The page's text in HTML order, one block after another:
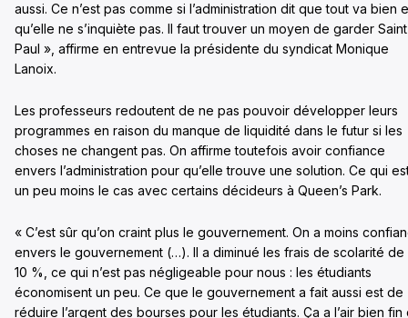
aussi. Ce n’est pas comme si l’administration dit que tout va bien
qu’elle ne s’inquiète pas. Il faut trouver un moyen de garder
Paul », affirme en entrevue la présidente du syndicat Monique
Lanoix.
Les professeurs redoutent de ne pas pouvoir développer leurs
programmes en raison du manque de liquidité dans le futur si les
choses ne changent pas. On affirme toutefois avoir confiance
envers l’administration pour qu’elle trouve une solution. Ce qui
un peu moins le cas avec certains décideurs à Queen’s Park.
« C’est sûr qu’on craint plus le gouvernement. On a moins
envers le gouvernement (…). Il a diminué les frais de scolarité de
10 %, ce qui n’est pas négligeable pour nous : les étudiants
économisent un peu. Ce que le gouvernement a fait aussi est de
réduire l’argent des bourses pour les étudiants. Ça a l’air bien fin